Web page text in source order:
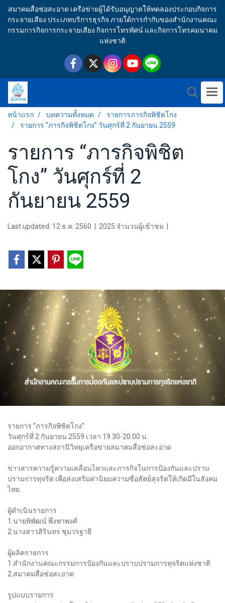
สมาคมสื่อช่อสะอาด เครือข่ายผู้ได้รับอนุญาตให้ทดลองประกอบกิจการ
กระจายเสียง ประเภทบริการธุรกิจ ภายใต้การกำกับของสำนักงานคณะ
กรรมการกิจการกระจายเสียง กิจการโทรทัศน์ และกิจการโทรคมนาคม
แห่งชาติ
หน้าแรก บทความทั้งหมด
รายการภารกิจพิชิตโกง
รายการ “ภารกิจพิชิตโกง” วันศุกร์ที่ 2 กันยายน 2559
รายการ “ภารกิจพิชิต
โกง” วันศุกร์ที่ 2
กันยายน 2559
Last updated: 12 ธ.ค. 2560 2025 จำนวนผู้เข้าชม
รายการ “ภารกิจพิชิตโกง”
วันศุกร์ที่ 2 กันยายน 2559 เวลา 19.30-20.00 น.
ออกอากาศทางสถานีวิทยุเครือข่ายสมาคมสื่อช่อสะอาด
ข่าวสารความรู้ความเคลื่อนไหวและภารกิจในการป้องกันและปราบ
ปรามการทุจริต เพื่อส่งเสริมค่านิยมความซื่อสัตย์สุจริตให้เกิดมีในสังคม
ไทย
ผู้ดำเนินรายการ
1.นายพิพัฒน์ พึ่งพาพงศ์
2.นางสาวสิรินทร ชุมวรฐายี
ผู้ผลิตรายการ
1.สำนักงานคณะกรรมการป้องกันและปราบปรามการทุจริตแห่งชาติ
2.สมาคมสื่อช่อสะอาด
รูปแบบรายการ